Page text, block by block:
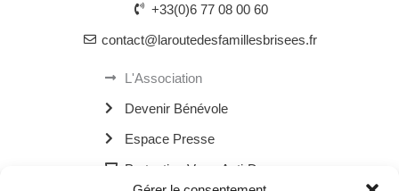
+33(0)6 77 08 00 60
contact@laroutedesfamillesbrisees.fr
L'Association
Devenir Bénévole
Espace Presse
Protection Verre Anti-Drogue